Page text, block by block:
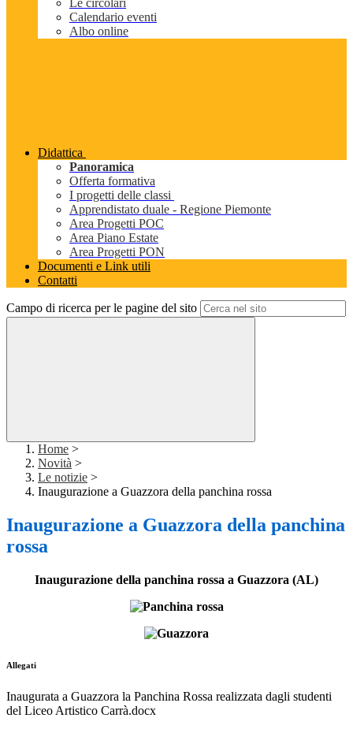
Le circolari
Calendario eventi
Albo online
Didattica
Panoramica
Offerta formativa
I progetti delle classi
Apprendistato duale - Regione Piemonte
Area Progetti POC
Area Piano Estate
Area Progetti PON
Documenti e Link utili
Contatti
Campo di ricerca per le pagine del sito
Home >
Novità >
Le notizie >
Inaugurazione a Guazzora della panchina rossa
Inaugurazione a Guazzora della panchina
rossa
Inaugurazione della panchina rossa a Guazzora (AL)
Allegati
Inaugurata a Guazzora la Panchina Rossa realizzata dagli studenti
del Liceo Artistico Carrà.docx